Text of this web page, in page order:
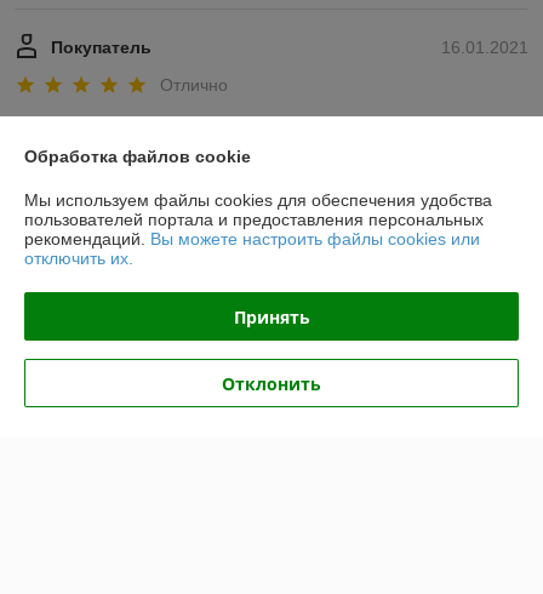
16.01.2021
Покупатель
Отлично
О нас
Контакты
Обработка файлов cookie
Мы используем файлы cookies для обеспечения удобства
пользователей портала и предоставления персональных
рекомендаций. Вы можете настроить файлы cookies или
отключить их.
Принять
Отклонить